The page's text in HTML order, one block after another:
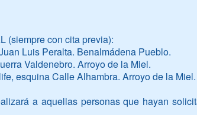
(siempre con cita previa):
Luis Peralta. Benalmádena Pueblo.
Valdenebro. Arroyo de la Miel.
esquina Calle Alhambra. Arroyo de la Miel.
a aquellas personas que hayan